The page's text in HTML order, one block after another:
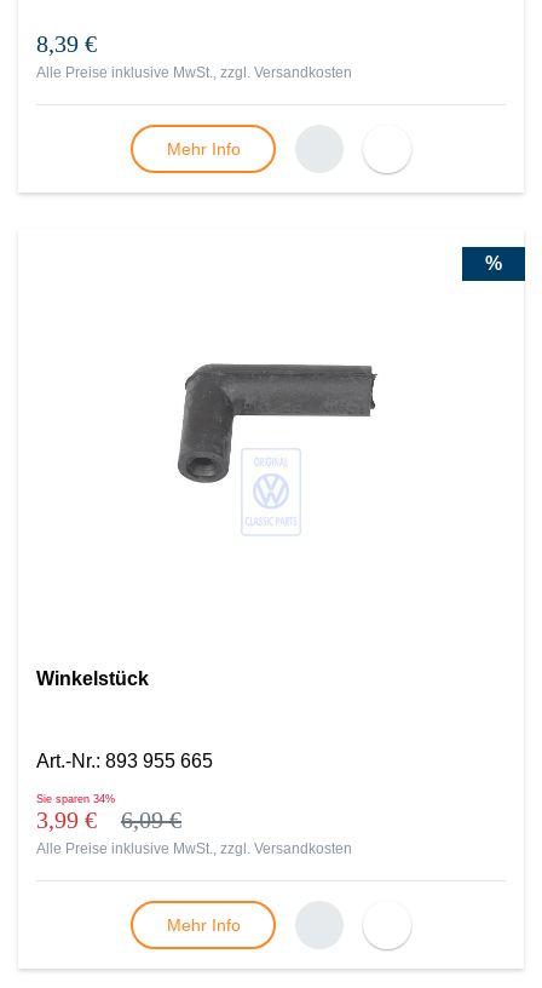
8,39 €
Alle Preise inklusive MwSt., zzgl. Versandkosten
Mehr Info
%
Winkelstück
Art.-Nr.: 893 955 665
Sie sparen 34%
3,99 € 6,09 €
Alle Preise inklusive MwSt., zzgl. Versandkosten
Mehr Info